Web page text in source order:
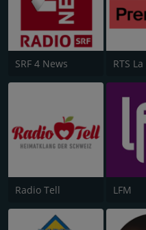
SRF 4 News RTS
Radio Tell LFM